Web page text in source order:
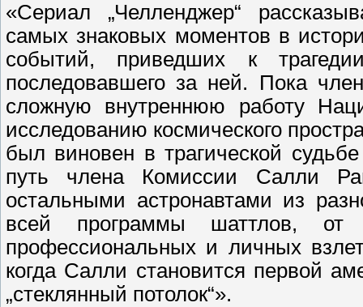
«Сериал „Челленджер“
самых знаковых моментов в
событий, приведших к
последовавшего за ней. Пока
сложную внутреннюю работу
исследованию космического
был виновен в трагической
путь члена Комиссии Салли
остальными астронавтами из
всей программы шаттлов, от
профессиональных и личных
когда Салли становится первой
„стеклянный потолок“».